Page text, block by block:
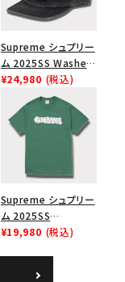
Supreme シュプリー
ム 2025SS Washed
Chino Twill Camp
Cap ウォッシュチノツ
イルキャンプキャップ
ブラック 黒
¥24,980 (税込)
Supreme シュプリー
ム 2025SS
Homerun Tee ホー
¥19,980 (税込)